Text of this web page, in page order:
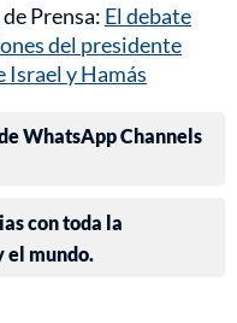
Prensa: El debate
del presidente
Israel y Hamás
WhatsApp Channels
con toda la
el mundo.